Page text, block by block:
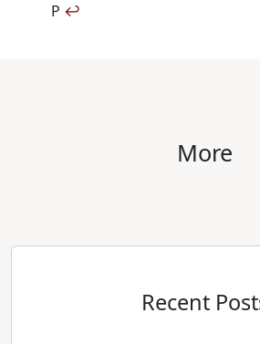
P ↩
More
Recent